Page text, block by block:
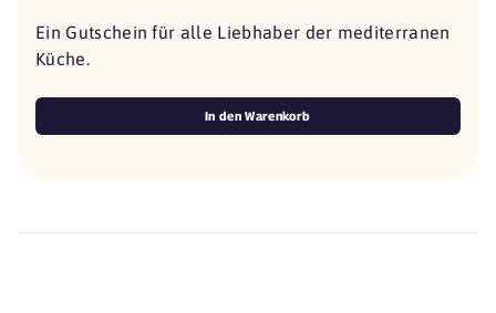
Ein Gutschein für alle Liebhaber der mediterranen
Küche.
In den Warenkorb